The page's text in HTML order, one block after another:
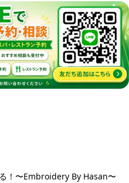
！〜Embroidery By Hasan〜